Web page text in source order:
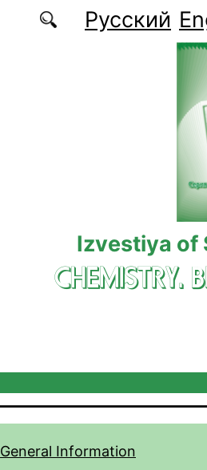
Русский
Izvestiya of
CHEMISTRY.
General Information